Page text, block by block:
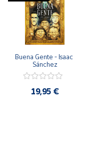
Buena Gente - Isaac
Sánchez
19,95 €